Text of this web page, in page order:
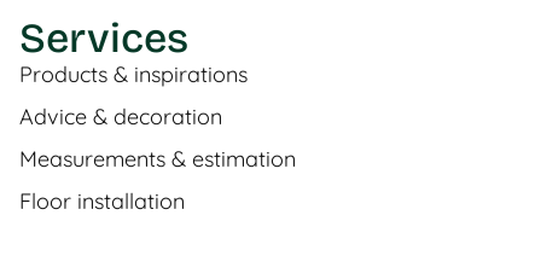
Services
Products & inspirations
Advice & decoration
Measurements & estimation
Floor installation